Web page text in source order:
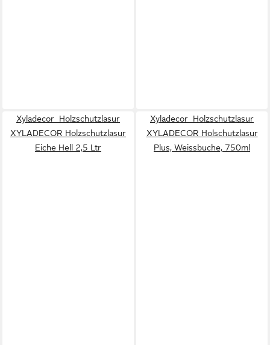
Xyladecor Holzschutzlasur
XYLADECOR Holzschutzlasur
Eiche Hell 2,5 Ltr
Xyladecor Holzschutzlasur
XYLADECOR Holschutzlasur
Plus, Weissbuche, 750ml